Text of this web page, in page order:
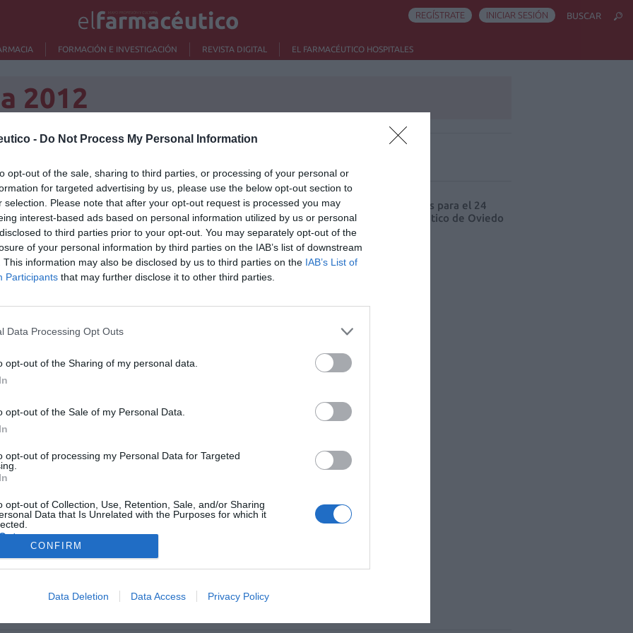
- Do Not Process My Personal Information
opt-out of the sale, sharing to third parties, or processing of your personal or
for targeted advertising by us, please use the below opt-out section to
selection. Please note that after your opt-out request is processed you may
interest-based ads based on personal information utilized by us or personal
to third parties prior to your opt-out. You may separately opt-out of the
of your personal information by third parties on the IAB’s list of downstream
This information may also be disclosed by us to third parties on the IAB’s List of
Participants that may further disclose it to other third parties.
Data Processing Opt Outs
opt-out of the Sharing of my personal data.
opt-out of the Sale of my Personal Data.
opt-out of processing my Personal Data for Targeted
opt-out of Collection, Use, Retention, Sale, and/or Sharing
Data that Is Unrelated with the Purposes for which it
CONFIRM
Data Deletion Data Access Privacy Policy
FORMACIÓN E INVESTIGACIÓN REVISTA DIGITAL EL FARMACÉUTICO HOSPITALES
REGÍSTRATE INICIAR SESIÓN BUSCAR
2012
del Comité
2011
por los presidentes de los colegios de
García Romero y Jordi de Dalmases,
positiva las cifras, facilitadas por Interalia, que
se están superando, y confían en que contribuirán
potenciales, interesados en el nuevo
celebran el acuerdo que
2011
en la ciudad Condal para celebrar el acuerdo que
de ambas corporaciones, Alberto García
el encuentro para continuar con el intercambio de
hacer crecer el Congreso Internacional de
y dotándolo de una doble sede: Madrid-Barcelona,
Lo más leído
Récord de comunicaciones para el 24
Congreso Nacional Farmacéutico de Oviedo